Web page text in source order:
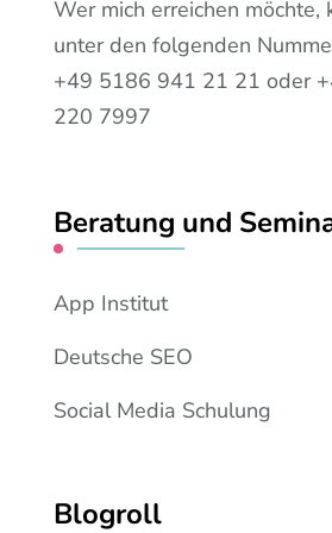
Wer mich erreichen möchte,
unter den folgenden
+49 5186 941 21 21 oder
220 7997
Beratung und
App Institut
Deutsche SEO
Social Media Schulung
Blogroll